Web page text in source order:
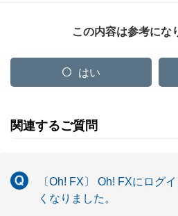
この内容は参考にな
はい
関連するご質問
〔Oh! FX〕 Oh! FXにログ
くなりました。